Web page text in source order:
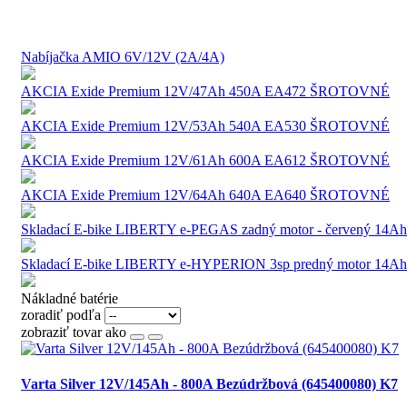
Nabíjačka AMIO 6V/12V (2A/4A)
AKCIA Exide Premium 12V/47Ah 450A EA472 ŠROTOVNÉ
AKCIA Exide Premium 12V/53Ah 540A EA530 ŠROTOVNÉ
AKCIA Exide Premium 12V/61Ah 600A EA612 ŠROTOVNÉ
AKCIA Exide Premium 12V/64Ah 640A EA640 ŠROTOVNÉ
Skladací E-bike LIBERTY e-PEGAS zadný motor - červený 14Ah
Skladací E-bike LIBERTY e-HYPERION 3sp predný motor
Nákladné batérie
zoradiť podľa
zobraziť tovar ako
Varta Silver 12V/145Ah - 800A Bezúdržbová (645400080) K7